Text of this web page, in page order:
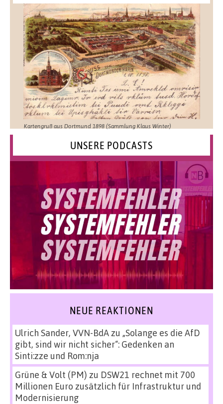
Kartengruß aus Dortmund 1898 (Sammlung Klaus Winter)
UNSERE PODCASTS
NEUE REAKTIONEN
Ulrich Sander, VVN-BdAzu „Solange es die AfD
gibt, sind wir nicht sicher“: Gedenken an
Sinti:zze und Rom:nja
Grüne & Volt (PM) zu DSW21 rechnet mit 700
Millionen Euro zusätzlich für Infrastruktur und
Modernisierung